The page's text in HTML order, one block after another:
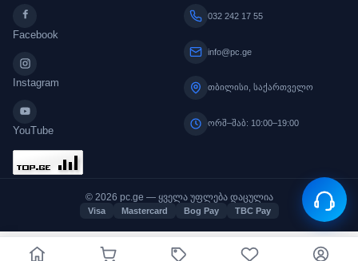
Facebook
Instagram
YouTube
032 242 17 55
info@pc.ge
თბილისი, საქართველო
ორშ–შაბ: 10:00–19:00
© 2026 pc.ge — ყველა უფლება დაცულია
Visa Mastercard Bog Pay TBC Pay